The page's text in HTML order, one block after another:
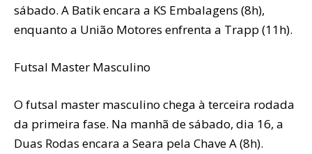
sábado. A Batik encara a KS Embalagens (8h),
enquanto a União Motores enfrenta a Trapp (11h).
Futsal Master Masculino
O futsal master masculino chega à terceira rodada
da primeira fase. Na manhã de sábado, dia 16, a
Duas Rodas encara a Seara pela Chave A (8h).